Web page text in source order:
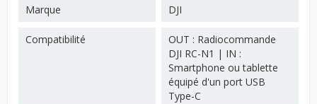
Marque DJI
Compatibilité
OUT : Radiocommande
DJI RC-N1 | IN :
Smartphone ou tablette
équipé d'un port USB
Type-C